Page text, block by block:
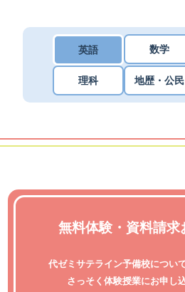
英語 数学
理科 地歴・公民
無料体験・資料請求
代ゼミサテライン予備校につい
さっそく体験授業にお申し